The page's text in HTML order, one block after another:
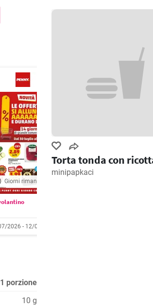
Giorni rimanenti: 6
2026 - 12/08/2026
1 porzione
10 g
Torta tonda con
minipapkaci